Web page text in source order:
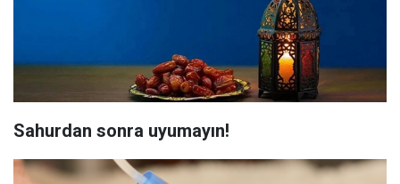
Sahurdan sonra uyumayın!